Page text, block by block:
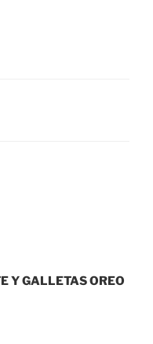
Y GALLETAS OREO